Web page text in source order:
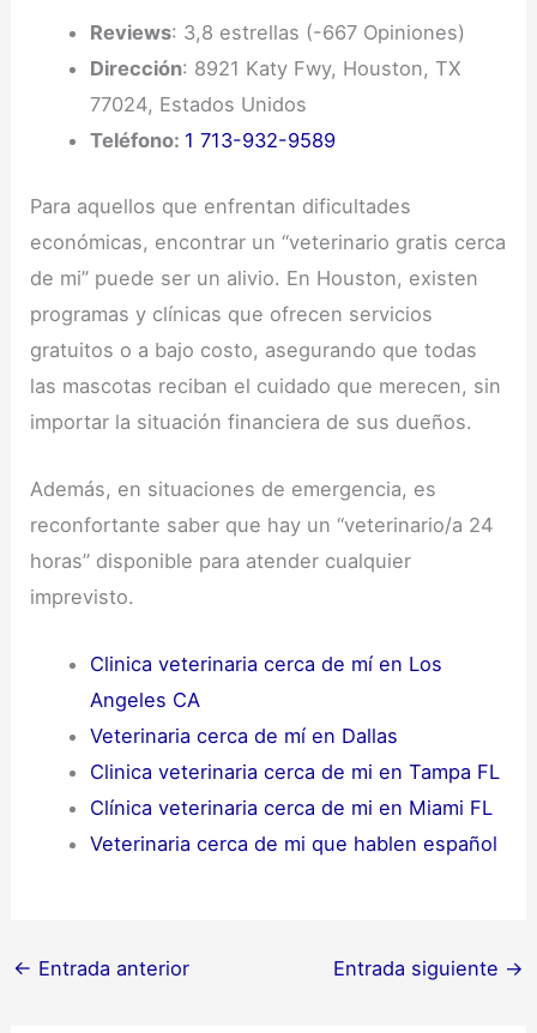
Reviews: 3,8 estrellas (-667 Opiniones)
Dirección: 8921 Katy Fwy, Houston, TX
77024, Estados Unidos
Teléfono: 1 713-932-9589
Para aquellos que enfrentan dificultades
económicas, encontrar un “veterinario gratis cerca
de mi” puede ser un alivio. En Houston, existen
programas y clínicas que ofrecen servicios
gratuitos o a bajo costo, asegurando que todas
las mascotas reciban el cuidado que merecen, sin
importar la situación financiera de sus dueños.
Además, en situaciones de emergencia, es
reconfortante saber que hay un “veterinario/a 24
horas” disponible para atender cualquier
imprevisto.
Clinica veterinaria cerca de mí en Los
Angeles CA
Veterinaria cerca de mí en Dallas
Clinica veterinaria cerca de mi en Tampa FL
Clínica veterinaria cerca de mi en Miami FL
Veterinaria cerca de mi que hablen español
← Entrada anterior Entrada siguiente →